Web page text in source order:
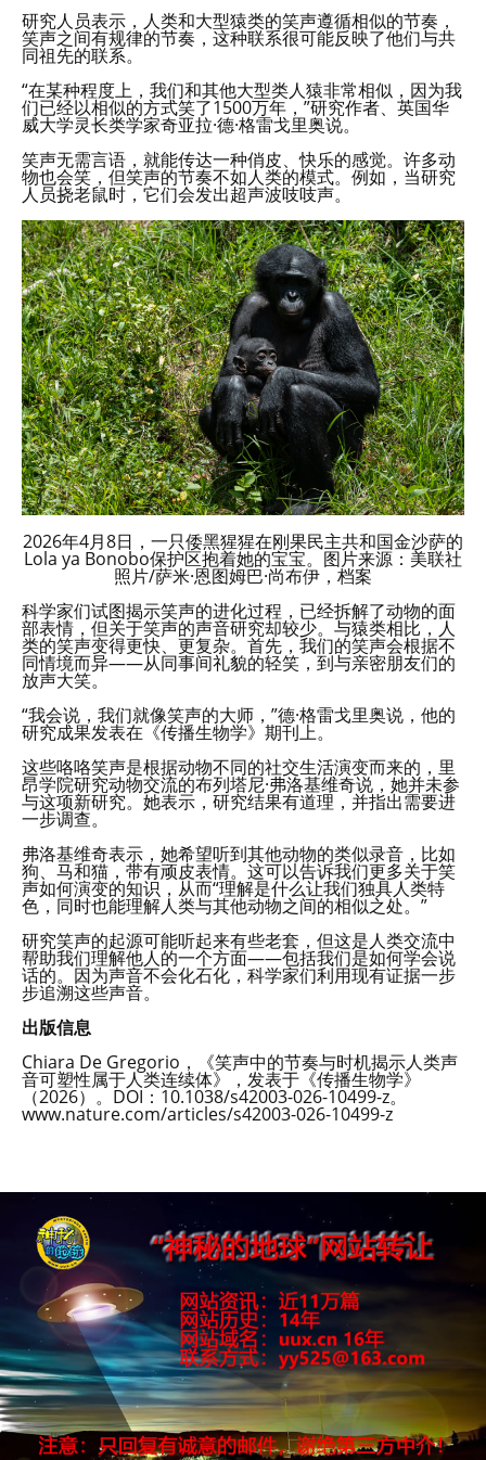
研究人员表示，人类和大型猿类的笑声遵循相似的节奏，
笑声之间有规律的节奏，这种联系很可能反映了他们与共
同祖先的联系。
“在某种程度上，我们和其他大型类人猿非常相似，因为我
们已经以相似的方式笑了1500万年，”研究作者、英国华
威大学灵长类学家奇亚拉·德·格雷戈里奥说。
笑声无需言语，就能传达一种俏皮、快乐的感觉。许多动
物也会笑，但笑声的节奏不如人类的模式。例如，当研究
人员挠老鼠时，它们会发出超声波吱吱声。
2026年4月8日，一只倭黑猩猩在刚果民主共和国金沙萨的
Lola ya Bonobo保护区抱着她的宝宝。图片来源：美联社
照片/萨米·恩图姆巴·尚布伊，档案
科学家们试图揭示笑声的进化过程，已经拆解了动物的面
部表情，但关于笑声的声音研究却较少。与猿类相比，人
类的笑声变得更快、更复杂。首先，我们的笑声会根据不
同情境而异——从同事间礼貌的轻笑，到与亲密朋友们的
放声大笑。
“我会说，我们就像笑声的大师，”德·格雷戈里奥说，他的
研究成果发表在《传播生物学》期刊上。
这些咯咯笑声是根据动物不同的社交生活演变而来的，里
昂学院研究动物交流的布列塔尼·弗洛基维奇说，她并未参
与这项新研究。她表示，研究结果有道理，并指出需要进
一步调查。
弗洛基维奇表示，她希望听到其他动物的类似录音，比如
狗、马和猫，带有顽皮表情。这可以告诉我们更多关于笑
声如何演变的知识，从而“理解是什么让我们独具人类特
色，同时也能理解人类与其他动物之间的相似之处。”
研究笑声的起源可能听起来有些老套，但这是人类交流中
帮助我们理解他人的一个方面——包括我们是如何学会说
话的。因为声音不会化石化，科学家们利用现有证据一步
步追溯这些声音。
出版信息
Chiara De Gregorio，《笑声中的节奏与时机揭示人类声
音可塑性属于人类连续体》，发表于《传播生物学》
（2026）。DOI：10.1038/s42003-026-10499-z。
www.nature.com/articles/s42003-026-10499-z